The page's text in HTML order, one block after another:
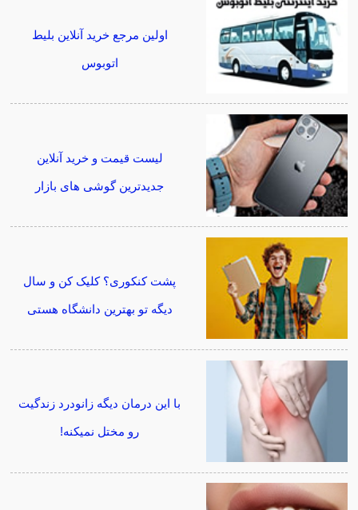
اولین مرجع خرید آنلاین بلیط
اتوبوس
لیست قیمت و خرید آنلاین
جدیدترین گوشی های بازار
پشت کنکوری؟ کلیک کن و سال
دیگه تو بهترین دانشگاه هستی
با این درمان دیگه زانودرد زندگیت
رو مختل نمیکنه!